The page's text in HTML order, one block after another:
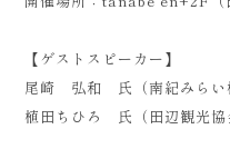
【ゲストスピーカー】
尾崎 弘和 氏（南紀みらい
植田ちひろ 氏（田辺観光協